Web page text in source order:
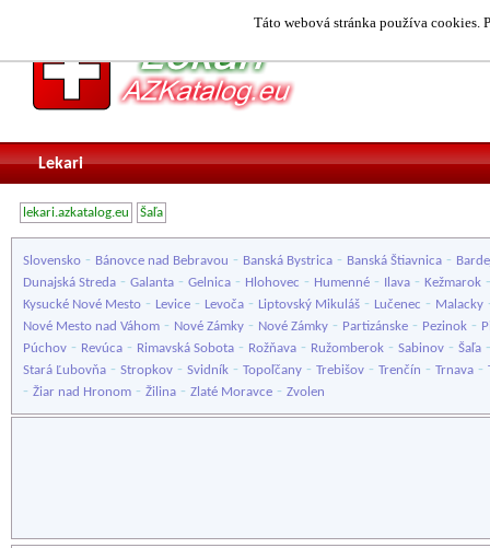
Táto webová stránka používa cookies.
Lekari
lekari.azkatalog.eu Šaľa
Slovensko - Bánovce nad Bebravou - Banská Bystrica - Banská Štiavnica -
Dunajská Streda - Galanta - Gelnica - Hlohovec - Humenné - Ilava - Kežmarok
Kysucké Nové Mesto - Levice - Levoča - Liptovský Mikuláš - Lučenec - Malacky
Nové Mesto nad Váhom - Nové Zámky - Nové Zámky - Partizánske - Pezinok -
Púchov - Revúca - Rimavská Sobota - Rožňava - Ružomberok - Sabinov - Šaľa
Stará Ľubovňa - Stropkov - Svidník - Topoľčany - Trebišov - Trenčín - Trnava -
- Žiar nad Hronom - Žilina - Zlaté Moravce - Zvolen